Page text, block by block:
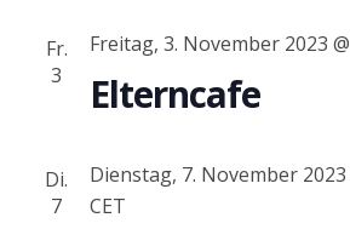
Fr.
3
Freitag, 3. November 2023
Elterncafe
Di.
7
Dienstag, 7. November 2023
CET